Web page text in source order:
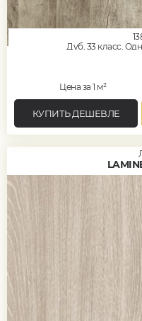
Дуб, 33 класс,
Цена за 1 м²
КУПИТЬ ДЕШЕВЛЕ